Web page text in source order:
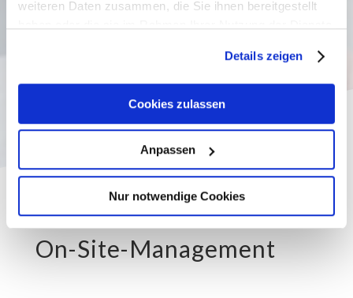
weiteren Daten zusammen, die Sie ihnen bereitgestellt
Details zeigen
Cookies zulassen
Anpassen
Nur notwendige Cookies

TECHNOSERVICE-
Dienstleistungsgarantie nach dem
On-Site-Management